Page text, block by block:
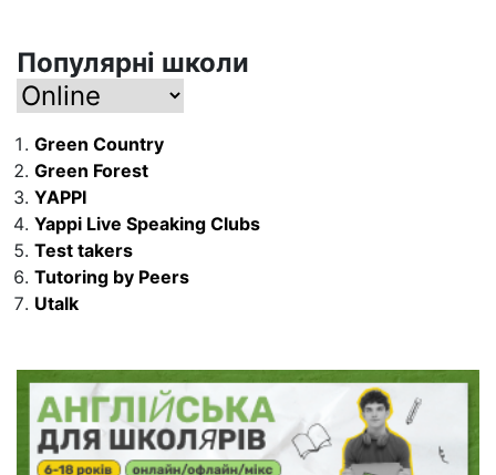
Популярні школи
Green Country
Green Forest
YAPPI
Yappi Live Speaking Clubs
Test takers
Tutoring by Peers
Utalk